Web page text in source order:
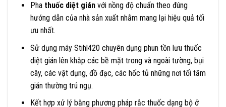
Pha thuốc diệt giánvới nồng độ chuẩn theo đúng
hướng dẫn của nhà sản xuất nhằm mang lại hiệu quả tối
ưu nhất.
Sử dụng máy Stihl420 chuyên dụng phun tồn lưu thuốc
diệt gián lên khắp các bề mặt trong và ngoài tường, bụi
cây, các vật dụng, đồ đạc, các hốc tủ những nơi tối tăm
gián thường trú ngụ.
Kết hợp xử lý bằng phương pháp rắc thuốc dạng bộ ở